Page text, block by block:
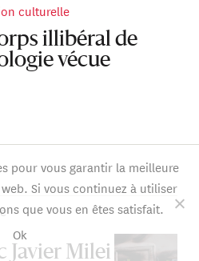
culturelle
illibéral de
vécue
Javier Milei
pour vous garantir la meilleure
Si vous continuez à utiliser
que vous en êtes satisfait.
Ok